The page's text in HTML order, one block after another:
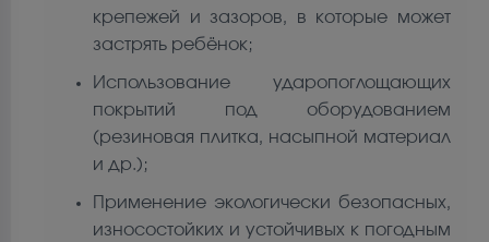
крепежей и зазоров, в которые может
застрять ребёнок;
Использование ударопоглощающих
покрытий под оборудованием
(резиновая плитка, насыпной материал
и др.);
Применение экологически безопасных,
износостойких и устойчивых к погодным